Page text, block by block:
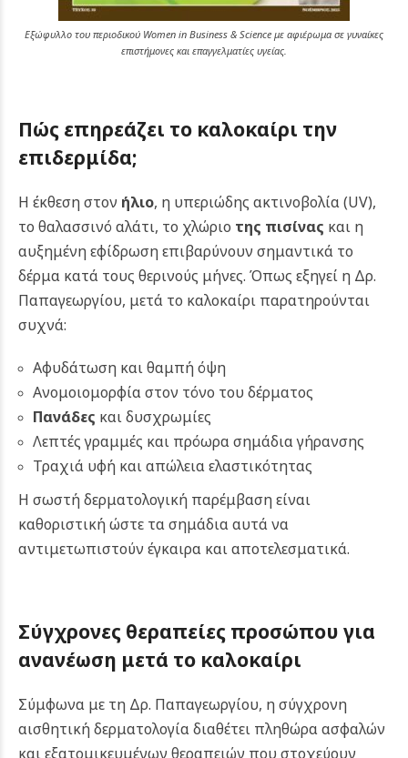
Εξώφυλλο του περιοδικού Women in Business & Science με αφιέρωμα σε γυναίκες
επιστήμονες και επαγγελματίες υγείας.
Πώς επηρεάζει το καλοκαίρι την
επιδερμίδα;
Η έκθεση στον ήλιο, η υπεριώδης ακτινοβολία (UV),
το θαλασσινό αλάτι, το χλώριο της πισίνας και η
αυξημένη εφίδρωση επιβαρύνουν σημαντικά το
δέρμα κατά τους θερινούς μήνες. Όπως εξηγεί η Δρ.
Παπαγεωργίου, μετά το καλοκαίρι παρατηρούνται
συχνά:
Αφυδάτωση και θαμπή όψη
Ανομοιομορφία στον τόνο του δέρματος
Πανάδες και δυσχρωμίες
Λεπτές γραμμές και πρόωρα σημάδια γήρανσης
Τραχιά υφή και απώλεια ελαστικότητας
Η σωστή δερματολογική παρέμβαση είναι
καθοριστική ώστε τα σημάδια αυτά να
αντιμετωπιστούν έγκαιρα και αποτελεσματικά.
Σύγχρονες θεραπείες προσώπου για
ανανέωση μετά το καλοκαίρι
Σύμφωνα με τη Δρ. Παπαγεωργίου, η σύγχρονη
αισθητική δερματολογία διαθέτει πληθώρα ασφαλών
και εξατομικευμένων θεραπειών που στοχεύουν